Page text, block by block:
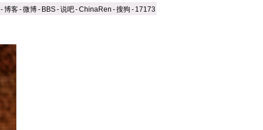
-博客-微博- BBS-说吧-ChinaRen -搜狗 - 17173